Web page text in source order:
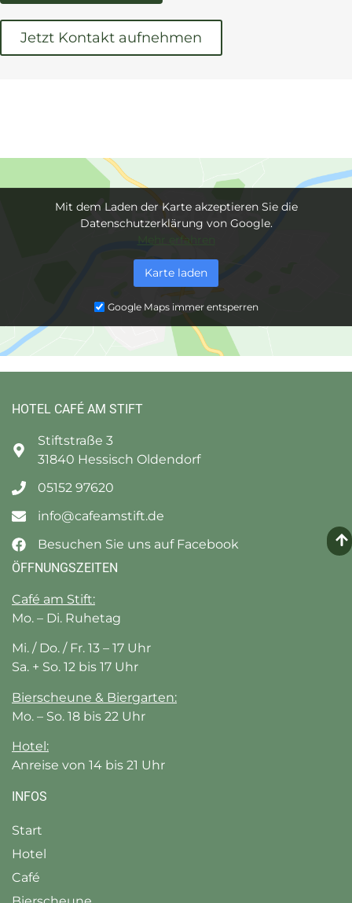
Jetzt Kontakt aufnehmen
Mit dem Laden der Karte akzeptieren Sie die
Datenschutzerklärung von Google.
Mehr erfahren
Karte laden
Google Maps immer entsperren
HOTEL CAFÉ AM STIFT
Stiftstraße 3
31840 Hessisch Oldendorf
05152 97620
info@cafeamstift.de
Besuchen Sie uns auf Facebook
ÖFFNUNGSZEITEN
Café am Stift:
Mo. – Di. Ruhetag
Mi. / Do. / Fr. 13 – 17 Uhr
Sa. + So. 12 bis 17 Uhr
Bierscheune & Biergarten:
Mo. – So. 18 bis 22 Uhr
Hotel:
Anreise von 14 bis 21 Uhr
INFOS
Start
Hotel
Café